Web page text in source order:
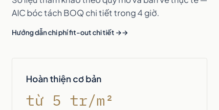
AIC bóc tách BOQ chi tiết trong 4 giờ.
Hướng dẫn chi phí fit-out chi tiết →
Hoàn thiện cơ bản
từ 5 tr/m²